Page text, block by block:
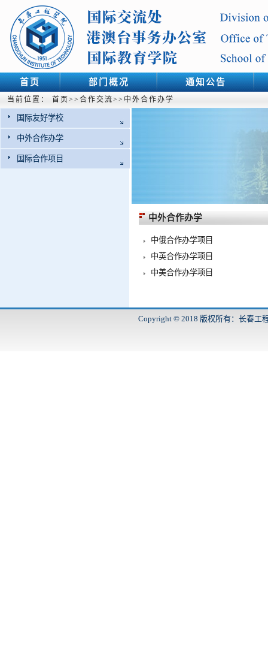
首页 部门概况 通知公告
当前位置： 首页 >> 合作交流>> 中外合作办学
国际友好学校
中外合作办学
国际合作项目
中外合作办学
中俄合作办学项目
中英合作办学项目
中美合作办学项目
Copyright © 2018 版权所有：长春工